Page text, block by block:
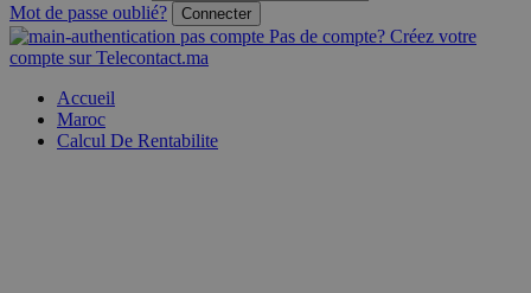
Mot de passe oublié?
Connecter
Pas de compte? Créez votre
compte sur Telecontact.ma
Accueil
Maroc
Calcul De Rentabilite